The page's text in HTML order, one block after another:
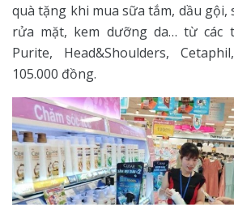
quà tặng khi mua sữa tắm, dầu
rửa mặt, kem dưỡng da… từ các
Purite, Head&Shoulders,
105.000 đồng.